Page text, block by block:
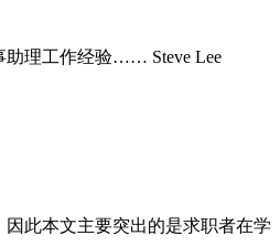
助理工作经验…… Steve Lee
此本文主要突出的是求职者在学